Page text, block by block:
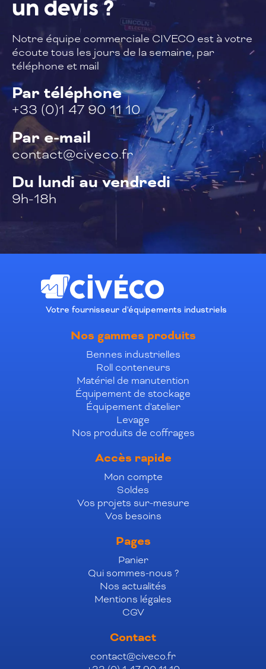
un devis ?
Notre équipe commerciale CIVECO est àvotre
écoute tous les jours de la semaine, par
téléphone et mail
Par téléphone
+33 (0)1 47 90 11 10
Par e-mail
contact@civeco.fr
Du lundi au vendredi
9h-18h
Votre fournisseur d'équipements industriels
Nos gammes produits
Bennes industrielles
Roll conteneurs
Matériel de manutention
Équipement de stockage
Équipement d'atelier
Levage
Nos produits de coffrages
Accès rapide
Mon compte
Soldes
Vos projets sur-mesure
Vos besoins
Pages
Panier
Qui sommes-nous ?
Nos actualités
Mentions légales
CGV
Contact
contact@civeco.fr